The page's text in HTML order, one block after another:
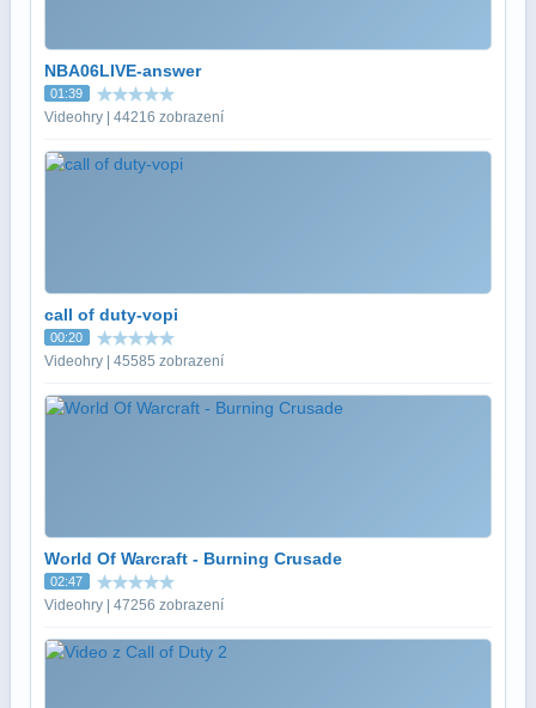
NBA06LIVE-answer
01:39
Videohry | 44216 zobrazení
call of duty-vopi
00:20
Videohry | 45585 zobrazení
World Of Warcraft - Burning Crusade
02:47
Videohry | 47256 zobrazení